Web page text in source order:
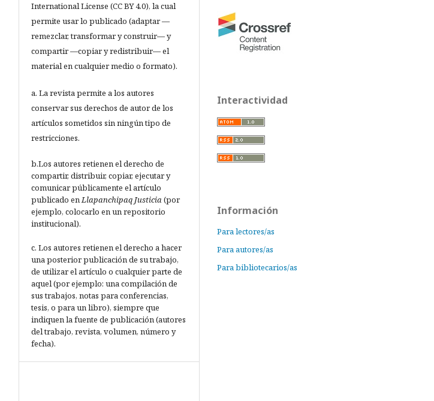
International License (CC BY 4.0), la cual
permite usar lo publicado (adaptar —
remezclar, transformar y construir— y
compartir —copiar y redistribuir— el
material en cualquier medio o formato).
a. La revista permite a los autores
conservar sus derechos de autor de los
artículos sometidos sin ningún tipo de
restricciones.
b.Los autores retienen el derecho de
compartir, distribuir, copiar, ejecutar y
comunicar públicamente el artículo
publicado enLlapanchipaq Justicia(por
ejemplo, colocarlo en un repositorio
institucional).
c. Los autores retienen el derecho a hacer
una posterior publicación de su trabajo,
de utilizar el artículo o cualquier parte de
aquel (por ejemplo: una compilación de
sus trabajos, notas para conferencias,
tesis, o para un libro), siempre que
indiquen la fuente de publicación (autores
del trabajo, revista, volumen, número y
fecha).
Interactividad
Información
Para lectores/as
Para autores/as
Para bibliotecarios/as